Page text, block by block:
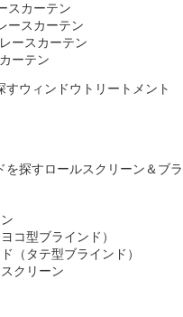
スカーテン
ースカーテン
ースカーテン
ーテン
ウィンドウトリートメント
ロールスクリーン＆ブラ
コ型ブラインド）
（タテ型ブラインド）
クリーン